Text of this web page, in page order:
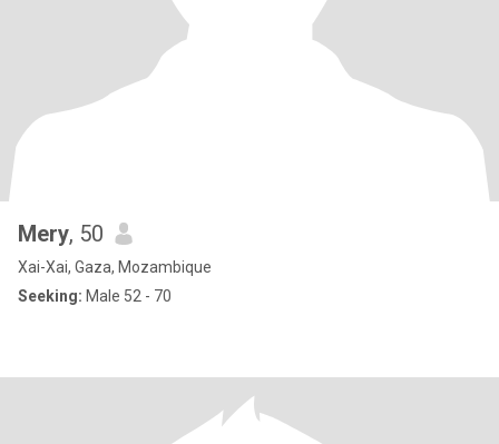
Mery, 50
Xai-Xai, Gaza, Mozambique
Seeking: Male 52 - 70